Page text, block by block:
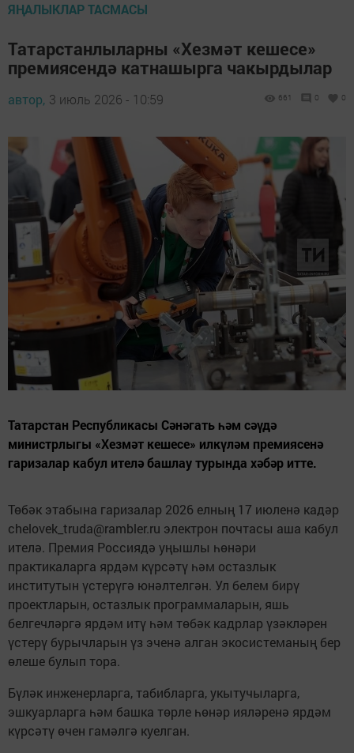
ЯҢАЛЫКЛАР ТАСМАСЫ
Татарстанлыларны «Хезмәт кешесе»
премиясендә катнашырга чакырдылар
автор, 3 июль 2026 - 10:59 661 0 0
Татарстан Республикасы Сәнәгать һәм сәүдә
министрлыгы «Хезмәт кешесе» илкүләм премиясенә
гаризалар кабул ителә башлау турында хәбәр итте.
Төбәк этабына гаризалар 2026 елның 17 июленә кадәр
chelovek_truda@rambler.ru электрон почтасы аша кабул
ителә. Премия Россиядә уңышлы һөнәри
практикаларга ярдәм күрсәтү һәм остазлык
институтын үстерүгә юнәлтелгән. Ул белем бирү
проектларын, остазлык программаларын, яшь
белгечләргә ярдәм итү һәм төбәк кадрлар үзәкләрен
үстерү бурычларын үз эченә алган экосистеманың бер
өлеше булып тора.
Бүләк инженерларга, табибларга, укытучыларга,
эшкуарларга һәм башка төрле һөнәр ияләренә ярдәм
күрсәтү өчен гамәлгә куелган.